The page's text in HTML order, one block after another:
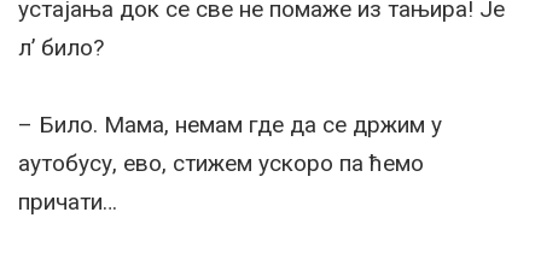
устајања док се све не помаже из тањира! Је
л’ било?
– Било. Мама, немам где да се држим у
аутобусу, ево, стижем ускоро па ћемо
причати…